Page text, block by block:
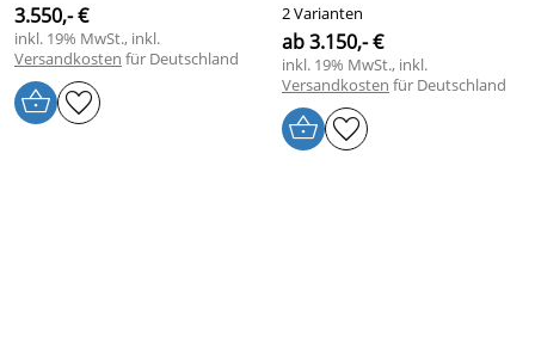
3.550,- €
inkl. 19% MwSt., inkl.
Versandkosten für Deutschland
2 Varianten
ab 3.150,- €
inkl. 19% MwSt., inkl.
Versandkosten für Deutschland